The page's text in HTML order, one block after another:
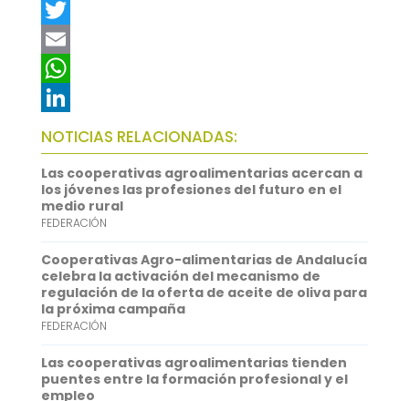
F
a
c
e
b
o
o
k
T
w
t
t
e
r
E
m
a
i
l
W
h
a
t
s
A
p
p
L
i
n
k
e
d
I
n
NOTICIAS RELACIONADAS:
Las cooperativas agroalimentarias acercan a
los jóvenes las profesiones del futuro en el
medio rural
FEDERACIÓN
Cooperativas Agro-alimentarias de Andalucía
celebra la activación del mecanismo de
regulación de la oferta de aceite de oliva para
la próxima campaña
FEDERACIÓN
Las cooperativas agroalimentarias tienden
puentes entre la formación profesional y el
empleo